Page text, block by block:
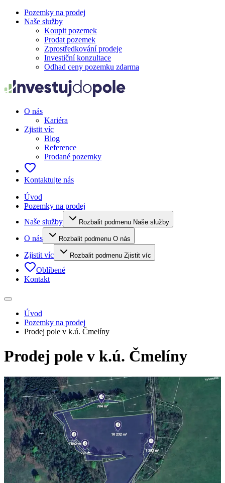
Pozemky na prodej
Naše služby
Koupit pozemek
Prodat pozemek
Zprostředkování prodeje
Investiční konzultace
Odhad ceny pozemku zdarma
O nás
Kariéra
Zjistit víc
Blog
Reference
Prodané pozemky
Kontaktujte nás
Úvod
Pozemky na prodej
Naše služby
Rozbalit podmenu Naše služby
O nás Rozbalit podmenu O nás
Zjistit víc Rozbalit podmenu Zjistit víc
Oblíbené
Kontakt
Úvod
Pozemky na prodej
Prodej pole v k.ú. Čmelíny
Prodej pole v k.ú. Čmelíny